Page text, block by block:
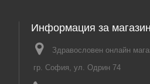
Информация за
Здравословен онлайн
гр. София, ул. Одрин 74